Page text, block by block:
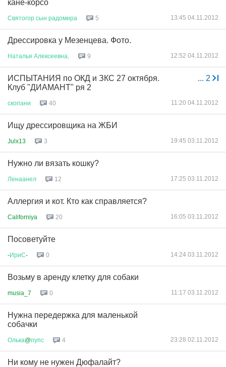
кане-корсо
Святогор сын радомира 5 13:45 04.11.2012
Дрессировка у Мезенцева. Фото.
Наталья Алексеевна 9 12:52 04.11.2012
... 2
ИСПЫТАНИЯ по ОКД и ЗКС 27 октября.
Клуб "ДИАМАНТ" ря 2
скопани 40 11:20 04.11.2012
Ищу дрессировщика на ЖБИ
Julx13 3 19:45 03.11.2012
Нужно ли вязать кошку?
Ленаанел 12 17:25 03.11.2012
Аллергия и кот. Кто как справляется?
Californiya 20 16:05 03.11.2012
Посоветуйте
-ИриС- 0 14:24 03.11.2012
Возьму в аренду клетку для собаки
musia_7 0 11:17 03.11.2012
Нужна передержка для маленькой
собачки
Олька@пупс 4 23:28 02.11.2012
Ни кому не нужен Дюфалайт?